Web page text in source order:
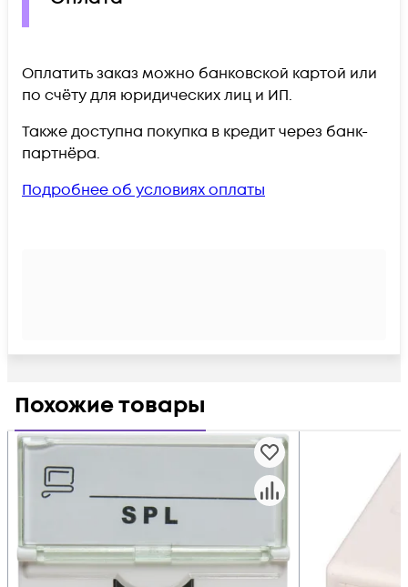
Оплатить заказ можно банковской картой или
по счёту для юридических лиц и ИП.
Также доступна покупка в кредит через банк-
партнёра.
Подробнее об условиях оплаты
Похожие товары